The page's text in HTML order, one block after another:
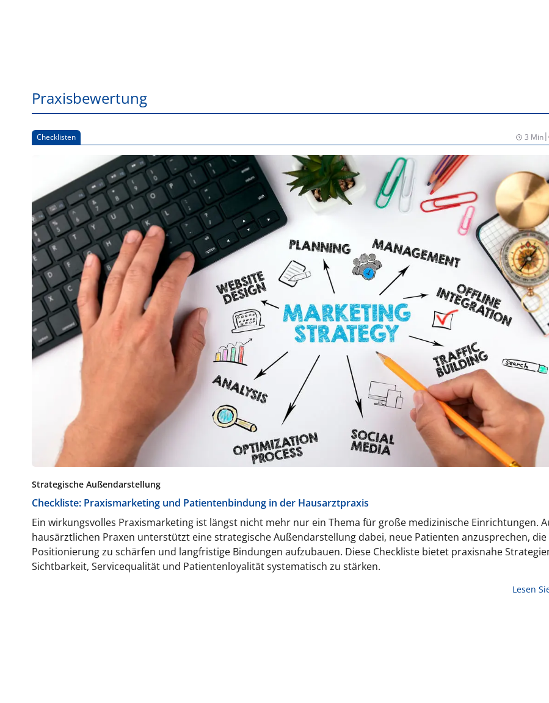
Praxisbewertung
Checklisten 3 Min|
Strategische Außendarstellung
Checkliste: Praxismarketing und Patientenbindung in der Hausarztpraxis
Ein wirkungsvolles Praxismarketing ist längst nicht mehr nur ein Thema für große medizinische Einrichtungen.
hausärztlichen Praxen unterstützt eine strategische Außendarstellung dabei, neue Patienten anzusprechen, die
Positionierung zu schärfen und langfristige Bindungen aufzubauen. Diese Checkliste bietet praxisnahe
Sichtbarkeit, Servicequalität und Patientenloyalität systematisch zu stärken.
Lesen